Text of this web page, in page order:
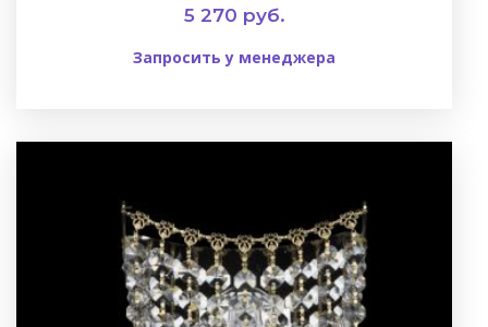
5 270 руб.
Запросить у менеджера